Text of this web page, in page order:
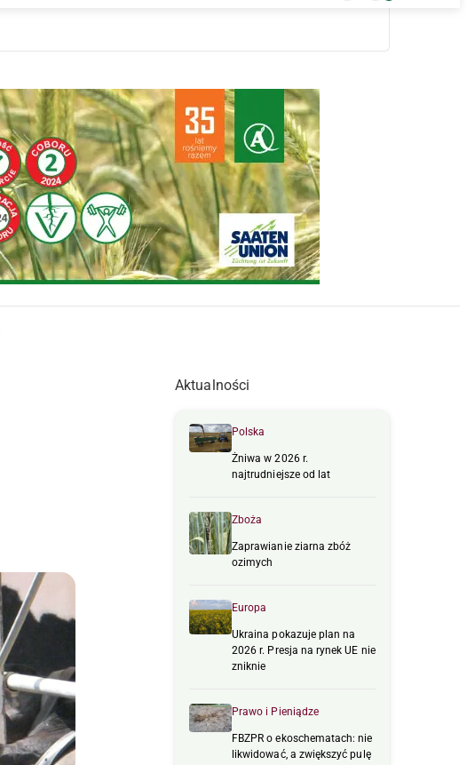
Aktualności
Polska
Żniwa w 2026 r.
najtrudniejsze od lat
Zboża
Zaprawianie ziarna zbóż
ozimych
Europa
Ukraina pokazuje plan na
2026 r. Presja na rynek UE nie
zniknie
Prawo i Pieniądze
FBZPR o ekoschematach: nie
likwidować, a zwiększyć pulę